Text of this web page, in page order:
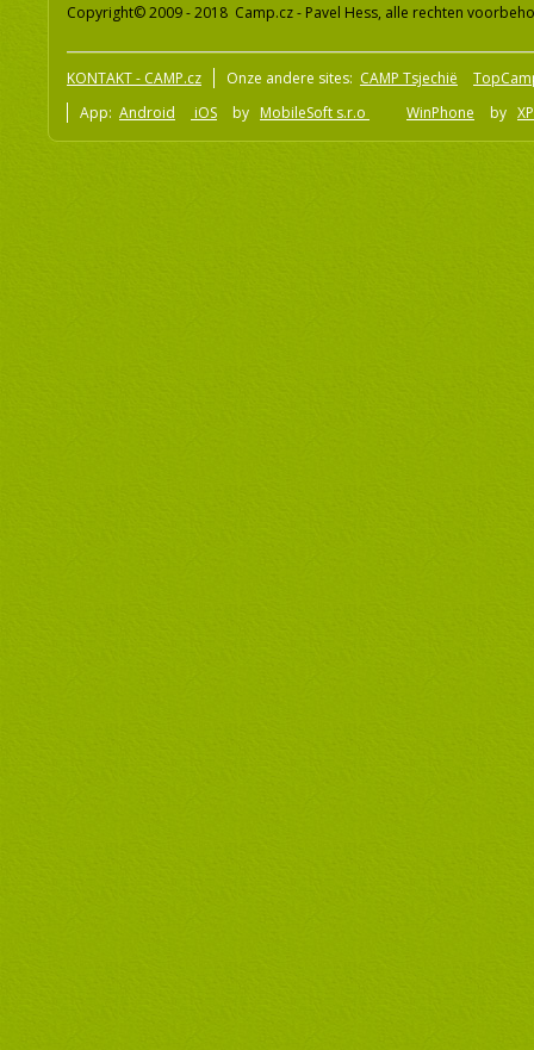
Copyright© 2009 - 2018 Camp.cz - Pavel Hess, alle rechten
KONTAKT - CAMP.cz Onze andere sites: CAMP Tsjechië
App: Android iOS by MobileSoft s.r.o WinPhone by